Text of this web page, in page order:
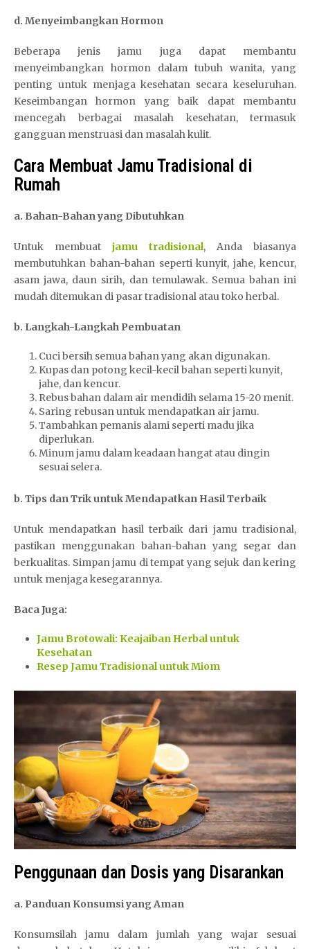
d. Menyeimbangkan Hormon
Beberapa jenis jamu juga dapat membantu
menyeimbangkan hormon dalam tubuh wanita, yang
penting untuk menjaga kesehatan secara keseluruhan.
Keseimbangan hormon yang baik dapat membantu
mencegah berbagai masalah kesehatan, termasuk
gangguan menstruasi dan masalah kulit.
Cara Membuat Jamu Tradisional di
Rumah
a. Bahan-Bahan yang Dibutuhkan
Untuk membuat jamu tradisional, Anda biasanya
membutuhkan bahan-bahan seperti kunyit, jahe, kencur,
asam jawa, daun sirih, dan temulawak. Semua bahan ini
mudah ditemukan di pasar tradisional atau toko herbal.
b. Langkah-Langkah Pembuatan
Cuci bersih semua bahan yang akan digunakan.
Kupas dan potong kecil-kecil bahan seperti kunyit,
jahe, dan kencur.
Rebus bahan dalam air mendidih selama 15-20 menit.
Saring rebusan untuk mendapatkan air jamu.
Tambahkan pemanis alami seperti madu jika
diperlukan.
Minum jamu dalam keadaan hangat atau dingin
sesuai selera.
b. Tips dan Trik untuk Mendapatkan Hasil Terbaik
Untuk mendapatkan hasil terbaik dari jamu tradisional,
pastikan menggunakan bahan-bahan yang segar dan
berkualitas. Simpan jamu di tempat yang sejuk dan kering
untuk menjaga kesegarannya.
Baca Juga:
Jamu Brotowali: Keajaiban Herbal untuk
Kesehatan
Resep Jamu Tradisional untuk Miom
Penggunaan dan Dosis yang Disarankan
a. Panduan Konsumsi yang Aman
Konsumsilah jamu dalam jumlah yang wajar sesuai